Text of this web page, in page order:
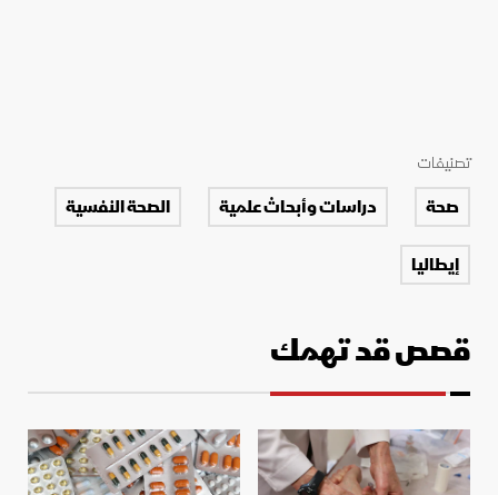
تصنيفات
صحة دراسات وأبحاث علمية
الصحة النفسية
إيطاليا
قصص قد تهمك